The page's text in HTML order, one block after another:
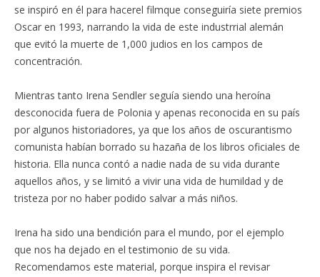
se inspiró en él para hacerel filmque conseguiría siete premios
Oscar en 1993, narrando la vida de este industrrial alemán
que evitó la muerte de 1,000 judios en los campos de
concentración.
Mientras tanto Irena Sendler seguía siendo una heroína
desconocida fuera de Polonia y apenas reconocida en su país
por algunos historiadores, ya que los años de oscurantismo
comunista habían borrado su hazaña de los libros oficiales de
historia. Ella nunca contó a nadie nada de su vida durante
aquellos años, y se limitó a vivir una vida de humildad y de
tristeza por no haber podido salvar a más niños.
Irena ha sido una bendición para el mundo, por el ejemplo
que nos ha dejado en el testimonio de su vida.
Recomendamos este material, porque inspira el revisar